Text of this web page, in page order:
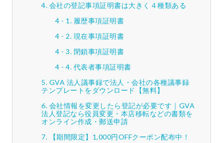
会社の登記事項証明書は大きく４種類ある
履歴事項証明書
現在事項証明書
閉鎖事項証明書
代表者事項証明書
GVA 法人議事録で法人・会社の各種議事録
テンプレートをダウンロード【無料】
会社情報を変更したら登記が必要です｜GVA
法人登記なら役員変更・本店移転などの書類を
オンライン作成・郵送申請
【期間限定】1,000円OFFクーポン配布中！